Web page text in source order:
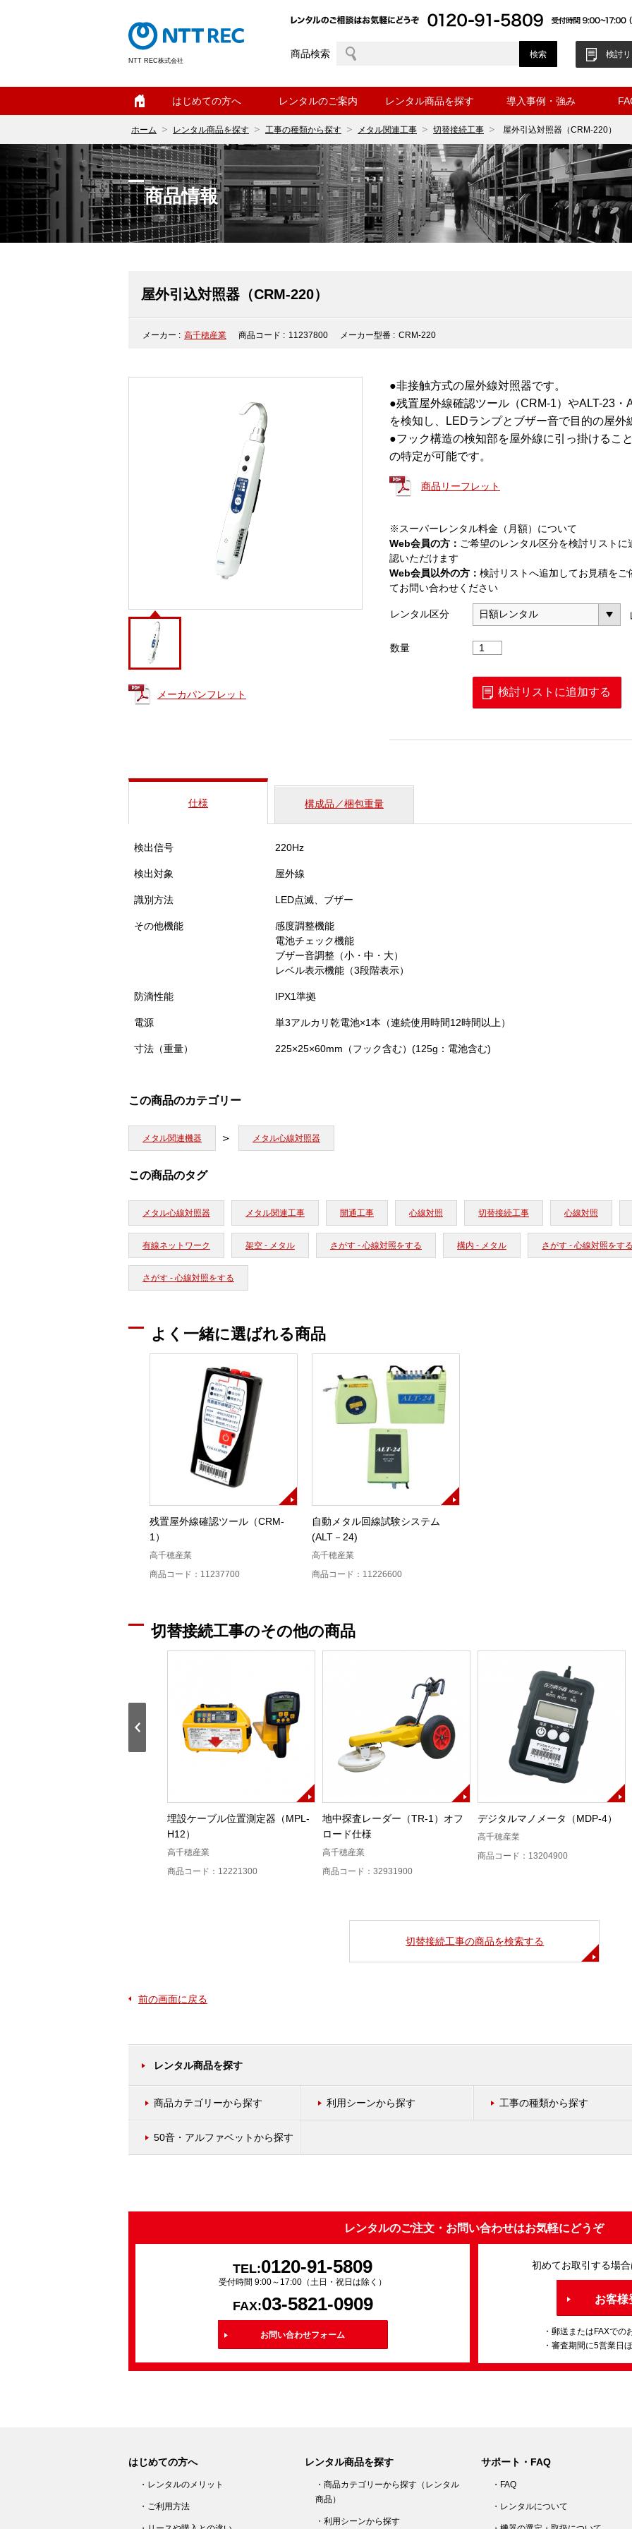
NTT REC株式会社
商品検索 検討リ
はじめての方へ レンタルのご案内 レンタル商品を探す 導入事例・強み
ホーム レンタル商品を探す 工事の種類から探す メタル関連工事 切替接続工事 屋外引込対照器（CRM-220）
商品情報
屋外引込対照器（CRM-220）
メーカー : 高千穂産業 商品コード : 11237800 メーカー型番 : CRM-220
メーカパンフレット
●非接触方式の屋外線対照器です。
●残置屋外線確認ツール（CRM-1）やALT-23
を検知し、LEDランプとブザー音で目的の屋外
●フック構造の検知部を屋外線に引っ掛けるこ
の特定が可能です。
商品リーフレット
※スーパーレンタル料金（月額）について
Web会員の方： ご希望のレンタル区分を検討リスト
認いただけます
Web会員以外の方： 検討リストへ追加してお見積をご
てお問い合わせください
レンタル区分
数量
屋
引
対
検討リストに追加する
仕様 構成品／梱包重量
検出信号 220Hz
検出対象 屋外線
識別方法 LED点滅、ブザー
その他機能
感度調整機能
電池チェック機能
ブザー音調整（小・中・大）
レベル表示機能（3段階表示）
防滴性能 IPX1準拠
電源 単3アルカリ乾電池×1本（連続使用時間12時間以上）
寸法（重量） 225×25×60mm（フック含む）(125g：電池含む)
この商品のカテゴリー
メタル関連機器 メタル心線対照器
この商品のタグ
メタル心線対照器 メタル関連工事 開通工事 心線対照 切替接続工事 心線対照
有線ネットワーク 架空 - メタル さがす - 心線対照をする 構内 - メタル さがす - 心線対照をする
さがす - 心線対照をする
よく一緒に選ばれる商品
残置屋外線確認ツール（CRM-
1）
高千穂産業
商品コード：11237700
自動メタル回線試験システム
(ALT－24)
高千穂産業
商品コード：11226600
切替接続工事のその他の商品
埋設ケーブル位置測定器（MPL-
H12）
高千穂産業
商品コード：12221300
地中探査レーダー（TR-1）オフ
ロード仕様
高千穂産業
商品コード：32931900
デジタルマノメータ（MDP-4）
高千穂産業
商品コード：13204900
切替接続工事の商品を検索する
前の画面に戻る
レンタル商品を探す
商品カテゴリーから探す 利用シーンから探す 工事の種類から探す
50音・アルファベットから探す
レンタルのご注文・お問い合わせはお気軽にどうぞ
TEL:0120-91-5809
受付時間 9:00～17:00（土日・祝日は除く）
FAX:03-5821-0909
お問い合わせフォーム
初めてお取引する場
お客様
・郵送またはFAXでの
・審査期間に5営業日
はじめての方へ
・レンタルのメリット
・ご利用方法
レンタル商品を探す
・商品カテゴリーから探す（レンタル
商品）
・利用シーンから探す
サポート・FAQ
・FAQ
・レンタルについて